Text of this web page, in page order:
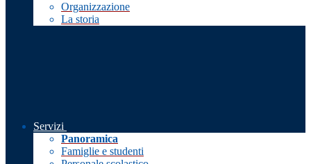
Organizzazione
La storia
Servizi
Panoramica
Famiglie e studenti